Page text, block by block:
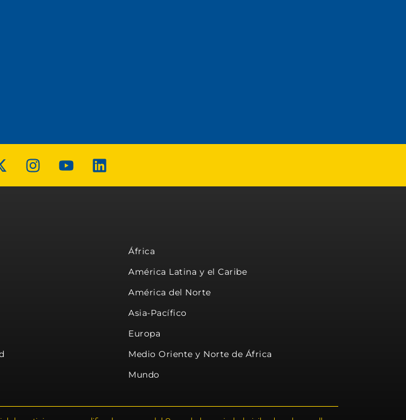
África
América Latina y el Caribe
América del Norte
Asia-Pacífico
Europa
Medio Oriente y Norte de África
Mundo